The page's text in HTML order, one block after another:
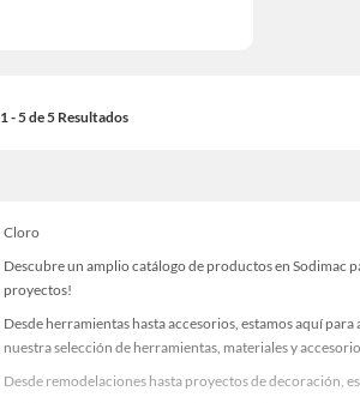
1 - 5 de 5 Resultados
Cloro
Descubre un amplio catálogo de productos en Sodimac
proyectos!
Desde herramientas hasta accesorios, estamos aquí
nuestra selección de herramientas, materiales y
Desde remodelaciones hasta proyectos de decoración,